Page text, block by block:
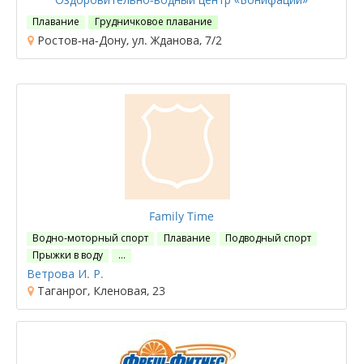
Плавание Грудничковое плавание
Ростов-на-Дону, ул. Жданова, 7/2
Family Time
Водно-моторный спорт Плавание
Подводный спорт
Прыжки в воду
…
Ветрова И. Р.
Таганрог, Кленовая, 23